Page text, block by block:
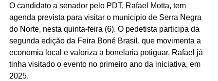
O candidato a senador pelo PDT, Rafael Motta, tem
agenda prevista para visitar o município de Serra Negra
do Norte, nesta quinta-feira (6). O pedetista participa da
segunda edição da Feira Boné Brasil, que movimenta a
economia local e valoriza a bonelaria potiguar. Rafael já
tinha visitado o evento no primeiro ano da iniciativa, em
2025.